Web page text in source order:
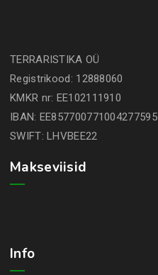
TERRARISTIKA OÜ
Registrikood: 12888060
KMKR nr: EE102111910
IBAN: EE857700771004277595
SWIFT: LHVBEE22
Makseviisid
Info